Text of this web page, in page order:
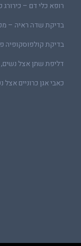
רופא כלי דם – כירורג
בדיקת שדה ראיה –
בדיקת קולפוסקופיה
דליפת שתן אצל
כאבי אגן כרוניים